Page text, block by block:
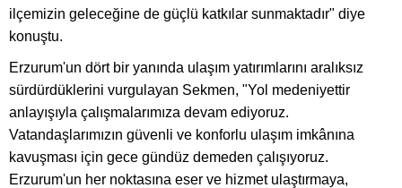
ilçemizin geleceğine de güçlü katkılar sunmaktadır" diye
konuştu.
Erzurum'un dört bir yanında ulaşım yatırımlarını aralıksız
sürdürdüklerini vurgulayan Sekmen, "Yol medeniyettir
anlayışıyla çalışmalarımıza devam ediyoruz.
Vatandaşlarımızın güvenli ve konforlu ulaşım imkânına
kavuşması için gece gündüz demeden çalışıyoruz.
Erzurum'un her noktasına eser ve hizmet ulaştırmaya,